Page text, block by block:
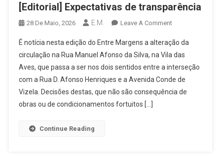
[Editorial] Expectativas de transparência
28 De Maio, 2026 E.M. Leave A CommentOn
Expectativas
De
Transparência
É notícia nesta edição do Entre Margens a alteração da
circulação na Rua Manuel Afonso da Silva, na Vila das
Aves, que passa a ser nos dois sentidos entre a interseção
com a Rua D. Afonso Henriques e a Avenida Conde de
Vizela. Decisões destas, que não são consequência de
obras ou de condicionamentos fortuitos […]
Continue Reading